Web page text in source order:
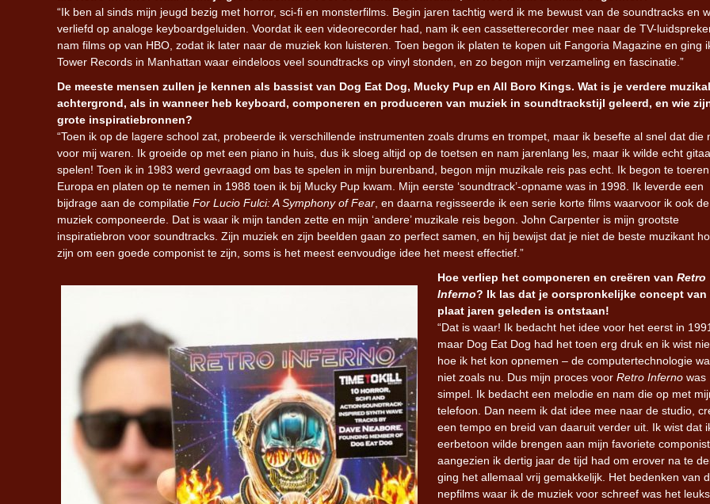
“Ik ben al sinds mijn jeugd bezig met horror, sci-fi en monsterfilms. Begin jaren tachtig werd ik me bewust van de soundtracks en
verliefd op analoge keyboardgeluiden. Voordat ik een videorecorder had, nam ik een cassetterecorder mee naar de TV-
nam films op van HBO, zodat ik later naar de muziek kon luisteren. Toen begon ik platen te kopen uit Fangoria Magazine en ging
Tower Records in Manhattan waar eindeloos veel soundtracks op vinyl stonden, en zo begon mijn verzameling en fascinatie.”
De meeste mensen zullen je kennen als bassist van Dog Eat Dog, Mucky Pup en All Boro Kings. Wat is je verdere
achtergrond, als in wanneer heb keyboard, componeren en produceren van muziek in soundtrackstijl geleerd, en wie
grote inspiratiebronnen?
“Toen ik op de lagere school zat, probeerde ik verschillende instrumenten zoals drums en trompet, maar ik besefte al snel dat die
voor mij waren. Ik groeide op met een piano in huis, dus ik sloeg altijd op de toetsen en nam jarenlang les, maar ik wilde echt
spelen! Toen ik in 1983 werd gevraagd om bas te spelen in mijn burenband, begon mijn muzikale reis pas echt. Ik begon te
Europa en platen op te nemen in 1988 toen ik bij Mucky Pup kwam. Mijn eerste ‘soundtrack’-opname was in 1998. Ik leverde een
bijdrage aan de compilatie For Lucio Fulci: A Symphony of Fear , en daarna regisseerde ik een serie korte films waarvoor ik ook de
muziek componeerde. Dat is waar ik mijn tanden zette en mijn ‘andere’ muzikale reis begon. John Carpenter is mijn grootste
inspiratiebron voor soundtracks. Zijn muziek en zijn beelden gaan zo perfect samen, en hij bewijst dat je niet de beste muzikant
zijn om een goede componist te zijn, soms is het meest eenvoudige idee het meest effectief.”
Hoe verliep het componeren en creëren van Retro
Inferno? Ik las dat je oorspronkelijke concept van
plaat jaren geleden is ontstaan!
“Dat is waar! Ik bedacht het idee voor het eerst in 1991,
maar Dog Eat Dog had het toen erg druk en ik wist
hoe ik het kon opnemen – de computertechnologie
niet zoals nu. Dus mijn proces voor Retro Inferno was
simpel. Ik bedacht een melodie en nam die op met
telefoon. Dan neem ik dat idee mee naar de studio,
een tempo en breid van daaruit verder uit. Ik wist dat
eerbetoon wilde brengen aan mijn favoriete
aangezien ik dertig jaar de tijd had om erover na te
ging het allemaal vrij gemakkelijk. Het bedenken van
nepfilms waar ik de muziek voor schreef was het
Iron Jinn doopt vers epos
Futurist en munt Reich and
Roll-stijl